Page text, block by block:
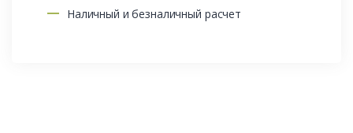
Наличный и безналичный расчет